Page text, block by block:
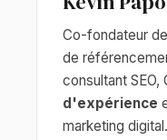
Co-fondateur de
de
consultant SEO,
d'expérience
marketing digital.